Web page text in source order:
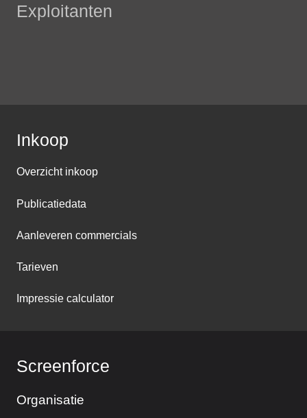
Exploitanten
Inkoop
Overzicht inkoop
Publicatiedata
Aanleveren commercials
Tarieven
Impressie calculator
Screenforce
Organisatie